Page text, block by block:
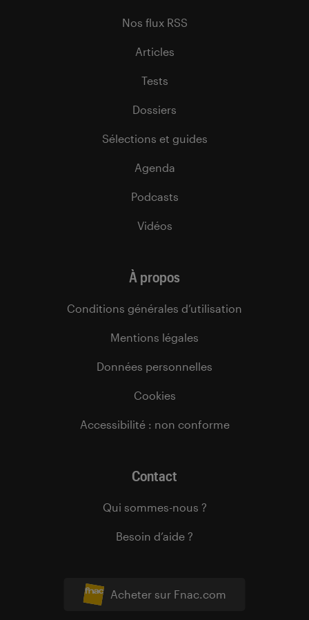
Acheter sur Fnac.com
Nos flux RSS
Articles
Tests
Dossiers
Sélections et guides
Agenda
Podcasts
Vidéos
À propos
Conditions générales d’utilisation
Mentions légales
Données personnelles
Cookies
Accessibilité : non conforme
Contact
Qui sommes-nous ?
Besoin d’aide ?